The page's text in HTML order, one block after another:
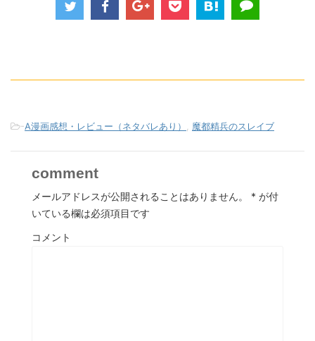
-A漫画感想・レビュー（ネタバレあり） 魔都精兵のスレイブ
comment
メールアドレスが公開されることはありません。 * が付
いている欄は必須項目です
コメント